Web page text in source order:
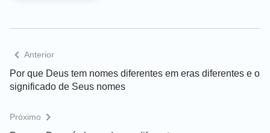
obra de Deus está sempre progredindo numa
manifesta em carne”
Anterior
Por que Deus tem nomes diferentes em eras diferentes e o
significado de Seus nomes
Próximo